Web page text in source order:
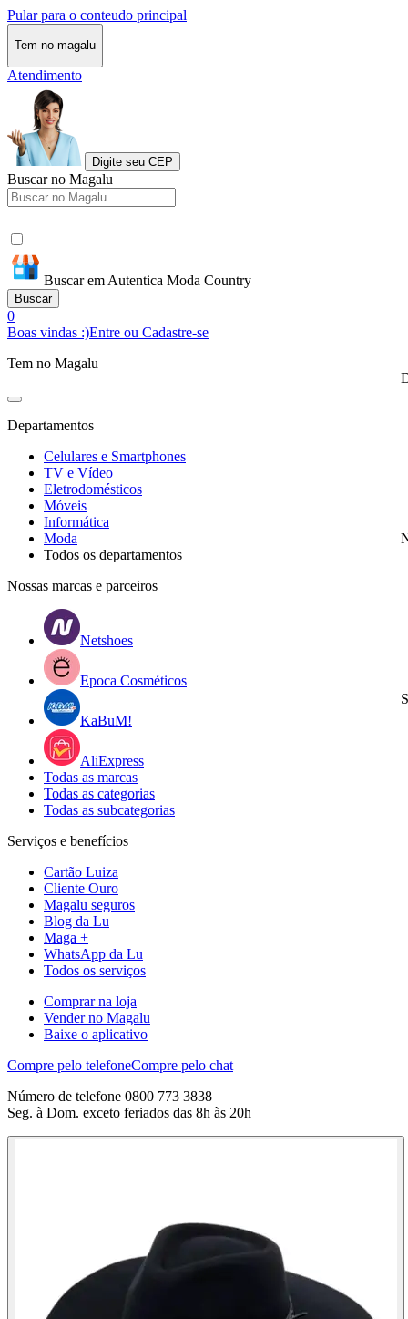
Pular para o conteudo principal
Tem no magalu
Atendimento
Digite seu CEP
Buscar no Magalu
Buscar em Autentica Moda Country
Buscar
0
Boas vindas :)Entre ou Cadastre-se
Tem no Magalu
Departamentos
Celulares e Smartphones
TV e Vídeo
Eletrodomésticos
Móveis
Informática
Moda
Todos os departamentos
Nossas marcas e parceiros
Netshoes
Epoca Cosméticos
KaBuM!
AliExpress
Todas as marcas
Todas as categorias
Todas as subcategorias
Serviços e benefícios
Cartão Luiza
Cliente Ouro
Magalu seguros
Blog da Lu
Maga +
WhatsApp da Lu
Todos os serviços
Comprar na loja
Vender no Magalu
Baixe o aplicativo
Compre pelo telefoneCompre pelo chat
Número de telefone 0800 773 3838
Seg. à Dom. exceto feriados das 8h às 20h